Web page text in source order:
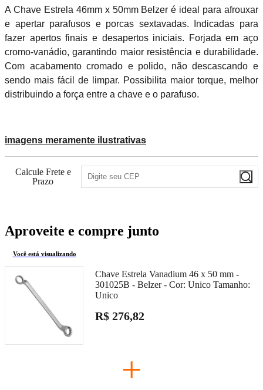
A Chave Estrela 46mm x 50mm Belzer é ideal para afrouxar
e apertar parafusos e porcas sextavadas. Indicadas para
fazer apertos finais e desapertos iniciais. Forjada em aço
cromo-vanádio, garantindo maior resistência e durabilidade.
Com acabamento cromado e polido, não descascando e
sendo mais fácil de limpar. Possibilita maior torque, melhor
distribuindo a força entre a chave e o parafuso.
imagens meramente ilustrativas
Calcule Frete e
Prazo
Aproveite e compre junto
Você está visualizando
Chave Estrela Vanadium 46 x 50 mm -
301025B - Belzer - Cor: Unico Tamanho:
Unico
R$ 276,82
+